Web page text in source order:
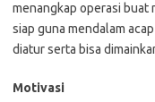
menangkap operasi buat
siap guna mendalam
diatur serta bisa
Motivasi